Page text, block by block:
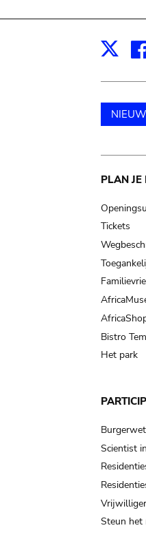
X
PLAN JE
Tickets
Bistro
Het park
Scientist
Steun het